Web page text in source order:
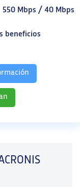
550 Mbps / 40 Mbps
beneficios